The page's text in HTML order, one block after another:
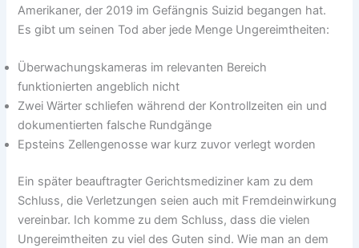
Amerikaner, der 2019 im Gefängnis Suizid begangen hat.
Es gibt um seinen Tod aber jede Menge Ungereimtheiten:
Überwachungskameras im relevanten Bereich
funktionierten angeblich nicht
Zwei Wärter schliefen während der Kontrollzeiten ein und
dokumentierten falsche Rundgänge
Epsteins Zellengenosse war kurz zuvor verlegt worden
Ein später beauftragter Gerichtsmediziner kam zu dem
Schluss, die Verletzungen seien auch mit Fremdeinwirkung
vereinbar. Ich komme zu dem Schluss, dass die vielen
Ungereimtheiten zu viel des Guten sind. Wie man an dem